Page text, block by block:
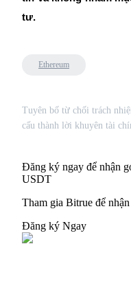
tư.
Ethereum
Tuyên bố từ chối trách
cấu thành lời khuyên tài
Đăng ký ngay để nhận
USDT
Tham gia Bitrue để
Đăng ký Ngay